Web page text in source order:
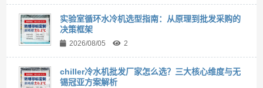
实验室循环水冷机选型指南：从原理到批发采购的
决策框架
2026/08/05 2
chiller冷水机批发厂家怎么选？三大核心维度与无
锡冠亚方案解析